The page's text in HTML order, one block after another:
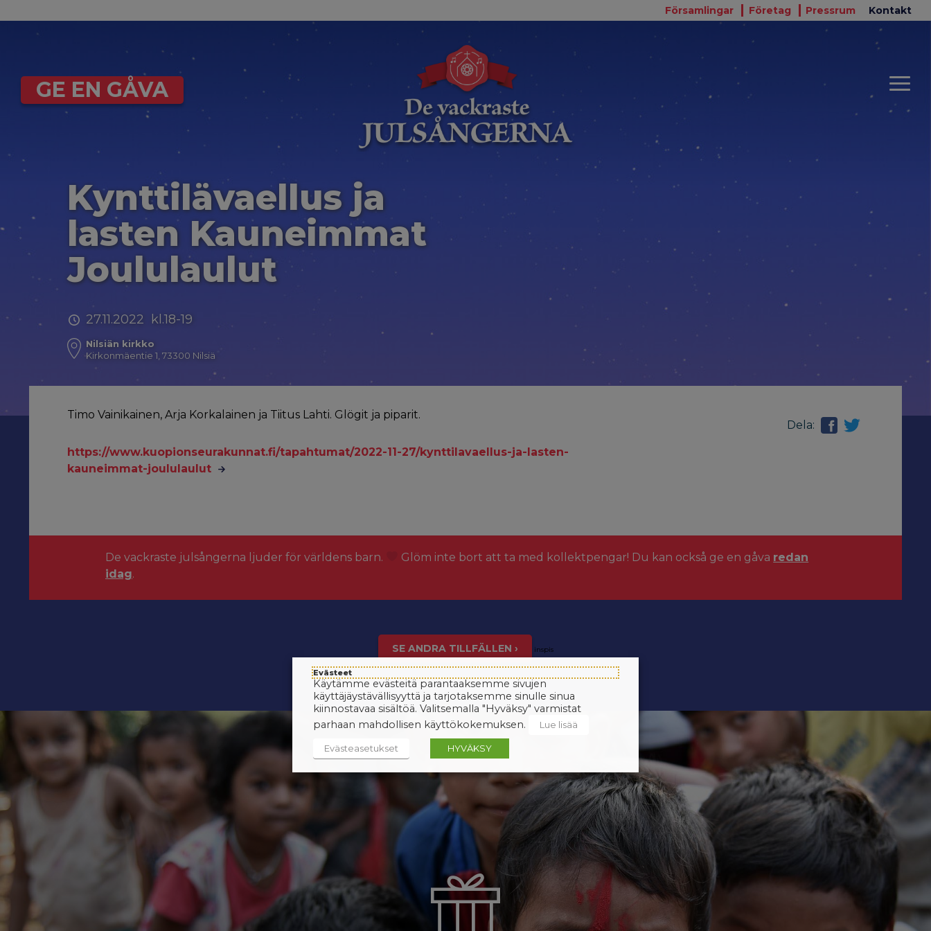
Församlingar Företag Pressrum Kontakt
GE EN GÅVA
Kynttilävaellus ja
lasten Kauneimmat
Joululaulut
27.11.2022 kl.18-19
Nilsiän kirkko
Kirkonmäentie 1, 73300 Nilsiä
Dela:
Timo Vainikainen, Arja Korkalainen ja Tiitus Lahti. Glögit ja piparit.
https://www.kuopionseurakunnat.fi/tapahtumat/2022-11-27/kynttilavaellus-ja-lasten-
kauneimmat-joululaulut
De vackraste julsångerna ljuder för världens barn. Glöm inte bort att ta med kollektpengar! Du kan också ge en gåva redan
idag.
SE ANDRA TILLFÄLLEN › inspis
Evästeet
Käytämme evästeitä parantaaksemme sivujen
käyttäjäystävällisyyttä ja tarjotaksemme sinulle sinua
kiinnostavaa sisältöä. Valitsemalla "Hyväksy" varmistat
parhaan mahdollisen käyttökokemuksen.
Lue lisää
Evästeasetukset HYVÄKSY